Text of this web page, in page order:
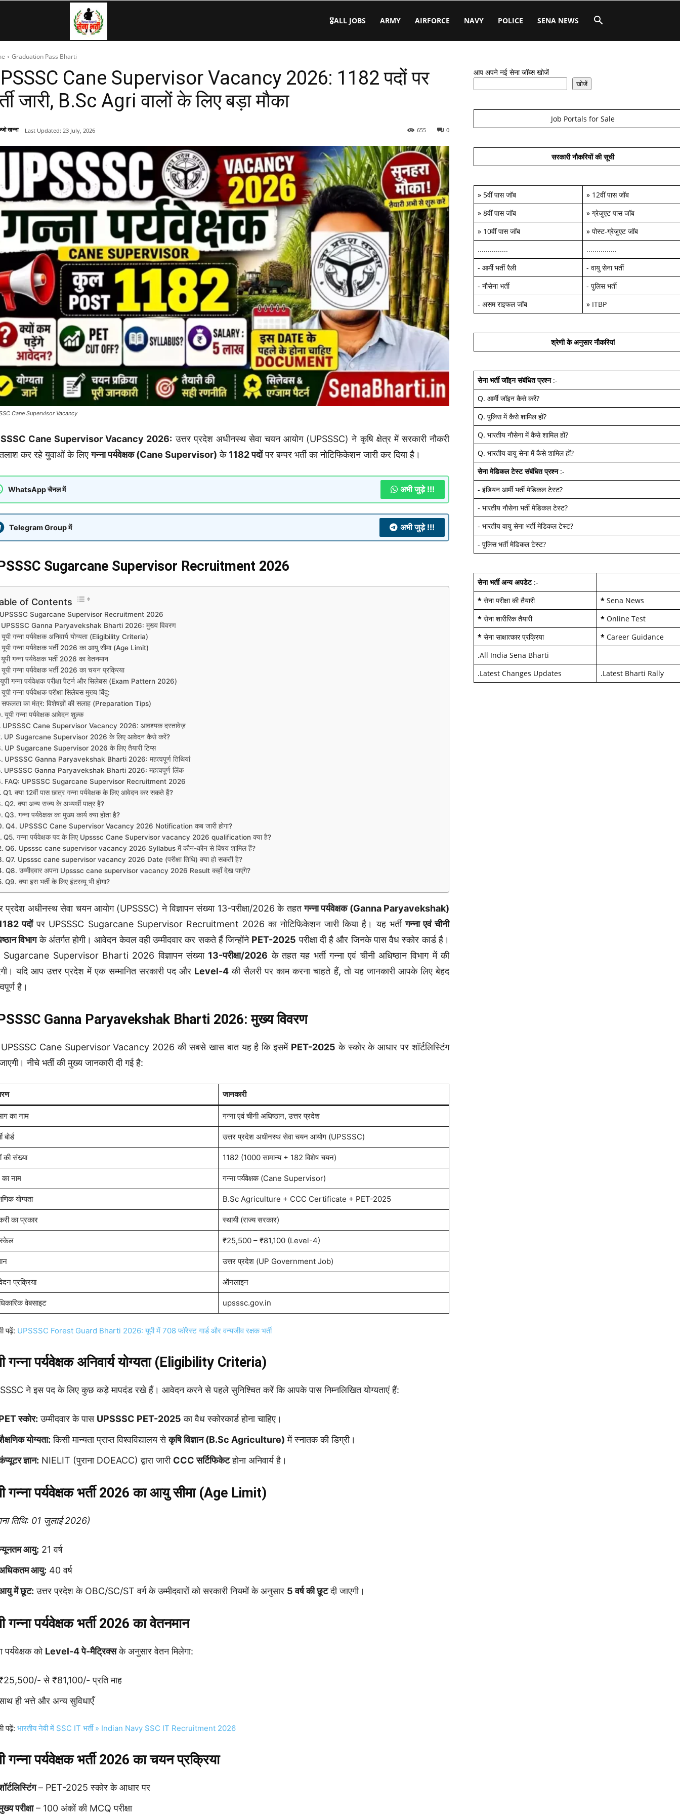
Army,
Airforce,
🎖️ALL JOBS ARMY AIRFORCE NAVY POLICE SENA NEWS
Graduation Pass Bharti
Cane Supervisor Vacancy 2026: 1182 पदों पर
जारी, B.Sc Agri वालों के लिए बड़ा मौका
खन्ना 0
655
Last Updated: 23 July, 2026
Cane Supervisor Vacancy
Cane Supervisor Vacancy 2026: उत्तर प्रदेश अधीनस्थ सेवा चयन आयोग (UPSSSC) ने कृषि क्षेत्र में सरकारी नौकरी
कर रहे युवाओं के लिएगन्ना पर्यवेक्षक (Cane Supervisor) के 1182 पदोंपर बम्पर भर्ती का नोटिफिकेशन जारी कर दिया है।
WhatsApp चैनल में अभी जुड़े !!!
Telegram Group में अभी जुड़े !!!
Sugarcane Supervisor Recruitment 2026
of Contents
Sugarcane Supervisor Recruitment 2026
UPSSSC Ganna Paryavekshak Bharti 2026: मुख्य विवरण
यूपी गन्ना पर्यवेक्षक अनिवार्य योग्यता (Eligibility Criteria)
यूपी गन्ना पर्यवेक्षक भर्ती 2026 का आयु सीमा (Age Limit)
यूपी गन्ना पर्यवेक्षक भर्ती 2026 का वेतनमान
यूपी गन्ना पर्यवेक्षक भर्ती 2026 का चयन प्रक्रिया
यूपी गन्ना पर्यवेक्षक परीक्षा पैटर्न और सिलेबस (Exam Pattern 2026)
यूपी गन्ना पर्यवेक्षक परीक्षा सिलेबस मुख्य बिंदु:
सफलता का मंत्र: विशेषज्ञों की सलाह (Preparation Tips)
यूपी गन्ना पर्यवेक्षक आवेदन शुल्क
UPSSSC Cane Supervisor Vacancy 2026: आवश्यक दस्तावेज़
UP Sugarcane Supervisor 2026 के लिए आवेदन कैसे करें?
UP Sugarcane Supervisor 2026 के लिए तैयारी टिप्स
UPSSSC Ganna Paryavekshak Bharti 2026: महत्वपूर्ण तिथियां
UPSSSC Ganna Paryavekshak Bharti 2026: महत्वपूर्ण लिंक
FAQ: UPSSSC Sugarcane Supervisor Recruitment 2026
Q1. क्या 12वीं पास छात्र गन्ना पर्यवेक्षक के लिए आवेदन कर सकते हैं?
Q2. क्या अन्य राज्य के अभ्यर्थी पात्र हैं?
Q3. गन्ना पर्यवेक्षक का मुख्य कार्य क्या होता है?
Q4. UPSSSC Cane Supervisor Vacancy 2026 Notification कब जारी होगा?
Q5. गन्ना पर्यवेक्षक पद के लिए Upsssc Cane Supervisor vacancy 2026 qualification क्या है?
Q6. Upsssc cane supervisor vacancy 2026 Syllabus में कौन-कौन से विषय शामिल हैं?
Q7. Upsssc cane supervisor vacancy 2026 Date (परीक्षा तिथि) क्या हो सकती है?
Q8. उम्मीदवार अपना Upsssc cane supervisor vacancy 2026 Result कहाँ देख पाएंगे?
Q9. क्या इस भर्ती के लिए इंटरव्यू भी होगा?
प्रदेश अधीनस्थ सेवा चयन आयोग (UPSSSC) ने विज्ञापन संख्या 13-परीक्षा/2026 के तहतगन्ना पर्यवेक्षक (Ganna Paryavekshak)
पदोंपर UPSSSC Sugarcane Supervisor Recruitment 2026 का नोटिफिकेशन जारी किया है। यह भर्तीगन्ना एवं चीनी
विभागके अंतर्गत होगी। आवेदन केवल वही उम्मीदवार कर सकते हैं जिन्होंने PET-2025 परीक्षा दी है और जिनके पास वैध स्कोर कार्ड है।
Sugarcane Supervisor Bharti 2026 विज्ञापन संख्या 13-परीक्षा/2026 के तहत यह भर्ती गन्ना एवं चीनी अधिष्ठान विभाग में की
यदि आप उत्तर प्रदेश में एक सम्मानित सरकारी पद और Level-4की सैलरी पर काम करना चाहते हैं, तो यह जानकारी आपके लिए बेहद
है।
Ganna Paryavekshak Bharti 2026: मुख्य विवरण
Cane Supervisor Vacancy 2026 की सबसे खास बात यह है कि इसमें PET-2025 के स्कोर के आधार पर शॉर्टलिस्टिंग
नीचे भर्ती की मुख्य जानकारी दी गई है:
जानकारी
का नाम गन्ना एवं चीनी अधिष्ठान, उत्तर प्रदेश
बोर्ड उत्तर प्रदेश अधीनस्थ सेवा चयन आयोग (UPSSSC)
की संख्या 1182 (1000 सामान्य + 182 विशेष चयन)
नाम गन्ना पर्यवेक्षक (Cane Supervisor)
योग्यता B.Sc Agriculture + CCC Certificate + PET-2025
का प्रकार स्थायी (राज्य सरकार)
₹25,500 – ₹81,100 (Level-4)
उत्तर प्रदेश (UP Government Job)
प्रक्रिया ऑनलाइन
वेबसाइट upsssc.gov.in
पढ़ें: UPSSSC Forest Guard Bharti 2026: यूपी में 708 फॉरेस्ट गार्ड और वन्यजीव रक्षक भर्ती
गन्ना पर्यवेक्षक अनिवार्य योग्यता (Eligibility Criteria)
ने इस पद के लिए कुछ कड़े मापदंड रखे हैं। आवेदन करने से पहले सुनिश्चित करें कि आपके पास निम्नलिखित योग्यताएं हैं:
स्कोर: उम्मीदवार के पास UPSSSC PET-2025 का वैध स्कोरकार्ड होना चाहिए।
योग्यता: किसी मान्यता प्राप्त विश्वविद्यालय सेकृषि विज्ञान (B.Sc Agriculture) में स्नातक की डिग्री।
ज्ञान: NIELIT (पुराना DOEACC) द्वारा जारी CCC सर्टिफिकेटहोना अनिवार्य है।
गन्ना पर्यवेक्षक भर्ती 2026 का आयु सीमा (Age Limit)
तिथि: 01 जुलाई 2026)
आयु: 21 वर्ष
आयु: 40 वर्ष
में छूट: उत्तर प्रदेश के OBC/SC/ST वर्ग के उम्मीदवारों को सरकारी नियमों के अनुसार 5 वर्ष की छूटदी जाएगी।
गन्ना पर्यवेक्षक भर्ती 2026 का वेतनमान
पर्यवेक्षक को Level-4 पे-मैट्रिक्सके अनुसार वेतन मिलेगा:
से ₹81,100/- प्रति माह
ही भत्ते और अन्य सुविधाएँ
पढ़ें: भारतीय नेवी में SSC IT भर्ती » Indian Navy SSC IT Recruitment 2026
गन्ना पर्यवेक्षक भर्ती 2026 का चयन प्रक्रिया
– PET-2025 स्कोर के आधार पर
परीक्षा– 100 अंकों की MCQ परीक्षा
आप अपने नई सेना जॉब्स खोजें
खोजें
Job Portals for Sale
सरकारी नौकरियों की सूची
» 5वीं पास जॉब » 12वीं पास जॉब
» 8वीं पास जॉब » ग्रेजुएट पास जॉब
» 10वीं पास जॉब » पोस्ट-ग्रेजुएट जॉब
...............
...............
- आर्मी भर्ती रैली - वायु सेना भर्ती
- नौसेना भर्ती - पुलिस भर्ती
- असम राइफल जॉब » ITBP
श्रेणी के अनुसार नौकरियां
सेना भर्ती जॉइन संबंधित प्रश्न:-
Q. आर्मी जॉइन कैसे करें?
Q. पुलिस में कैसे शामिल हों?
Q. भारतीय नौसेना में कैसे शामिल हों?
Q. भारतीय वायु सेना में कैसे शामिल हों?
सेना मेडिकल टेस्ट संबंधित प्रश्न:-
- इंडियन आर्मी भर्ती मेडिकल टेस्ट?
- भारतीय नौसेना भर्ती मेडिकल टेस्ट?
- भारतीय वायु सेना भर्ती मेडिकल टेस्ट?
- पुलिस भर्ती मेडिकल टेस्ट?
सेना भर्ती अन्य अपडेट:-
* सेना परीक्षा की तैयारी * Sena News
* सेना शारीरिक तैयारी * Online Test
* सेना साक्षात्कार प्रक्रिया * Career Guidance
.All India Sena Bharti
.Latest Changes Updates .Latest Bharti Rally